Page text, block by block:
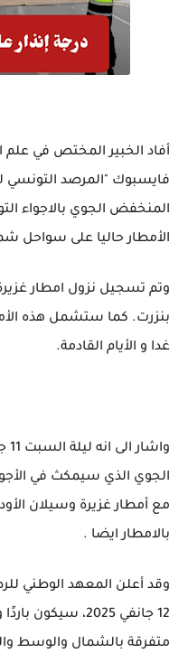
أفاد الخبير المختص في علم
فايسبوك "المرصد التونسي
المنخفض الجوي بالاجواء
الأمطار حاليا على سواحل
وتم تسجيل نزول امطار
بنزرت. كما ستشمل هذه
غدا و الأيام القادمة.
مع أمطار غزيرة وسيلان
بالامطار ايضا .
وقد أعلن المعهد الوطني
12 جانفي 2025،
متفرقة بالشمال والوسط